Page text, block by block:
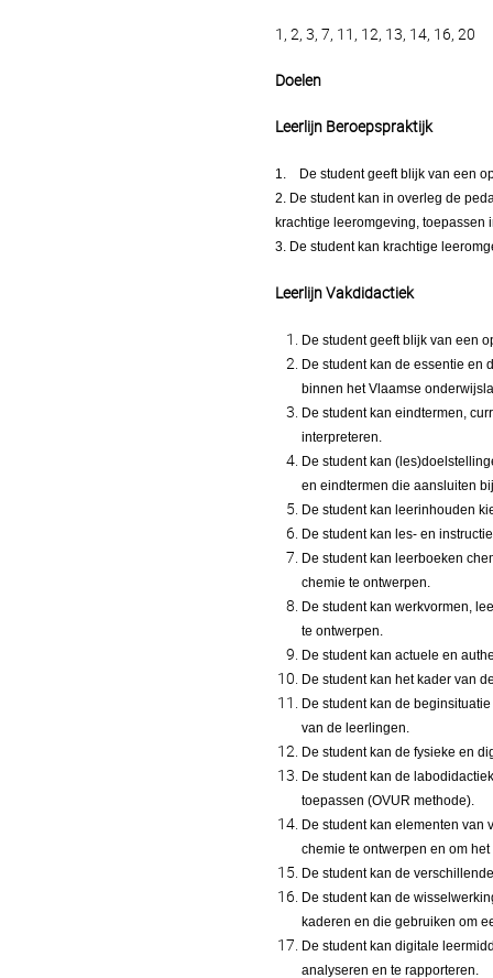
1, 2, 3, 7, 11, 12, 13, 14, 16, 20
Doelen
Leerlijn Beroepspraktijk
1.
De student geeft blijk van een
2. De student kan in overleg de
krachtige leeromgeving, toepassen
3. De student kan krachtige
Leerlijn Vakdidactiek
De student geeft blijk van een
De student kan de essentie en
binnen het Vlaamse
De student kan eindtermen,
interpreteren.
De student kan
en eindtermen die aansluiten
De student kan leerinhouden
De student kan les- en
De student kan leerboeken
chemie te ontwerpen.
De student kan werkvormen,
te ontwerpen.
De student kan actuele en
De student kan het kader van
De student kan de
van de leerlingen.
De student kan de fysieke en
De student kan de
toepassen (OVUR methode).
De student kan elementen van
chemie te ontwerpen en om
De student kan de
De student kan de
kaderen en die gebruiken om
De student kan digitale
analyseren en te rapporteren.